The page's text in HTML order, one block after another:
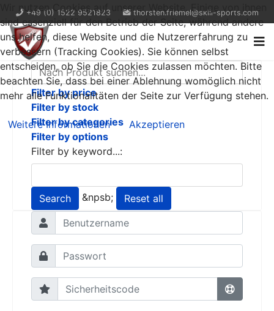
+49 (0) 1522 9521823 thorsten.friemel@skill-sports.com
Filter by price
Filter by stock
Filter by categories
Filter by options
Filter by keyword...:
Search &npsb; Reset all
Wir nutzen Cookies auf unserer Website. Einige von ihnen
sind essenziell für den Betrieb der Seite, während andere
uns helfen, diese Website und die Nutzererfahrung zu
verbessern (Tracking Cookies). Sie können selbst
entscheiden, ob Sie die Cookies zulassen möchten. Bitte
beachten Sie, dass bei einer Ablehnung womöglich nicht
mehr alle Funktionalitäten der Seite zur Verfügung stehen.
Weitere Informationen Akzeptieren